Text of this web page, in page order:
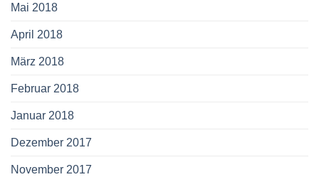
Mai 2018
April 2018
März 2018
Februar 2018
Januar 2018
Dezember 2017
November 2017